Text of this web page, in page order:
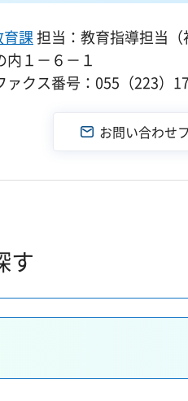
課担当：教育指導担当（
１－６－１
クス番号：055（223）
す